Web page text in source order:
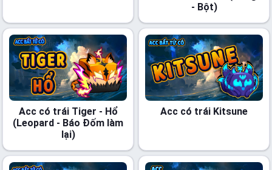
- Bột)
Acc có trái Tiger - Hổ
(Leopard - Báo Đốm làm
lại)
Acc có trái Kitsune